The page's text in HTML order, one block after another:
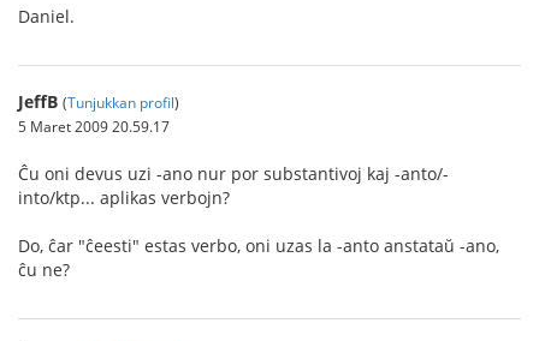
Daniel.
JeffB (Tunjukkan profil)
5 Maret 2009 20.59.17
Ĉu oni devus uzi -ano nur por substantivoj kaj -anto/-
into/ktp... aplikas verbojn?
Do, ĉar "ĉeesti" estas verbo, oni uzas la -anto anstataŭ -ano,
ĉu ne?